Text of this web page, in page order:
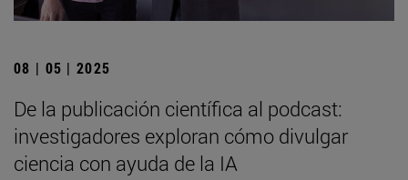
08 | 05 | 2025
De la publicación científica al podcast:
investigadores exploran cómo divulgar
ciencia con ayuda de la IA